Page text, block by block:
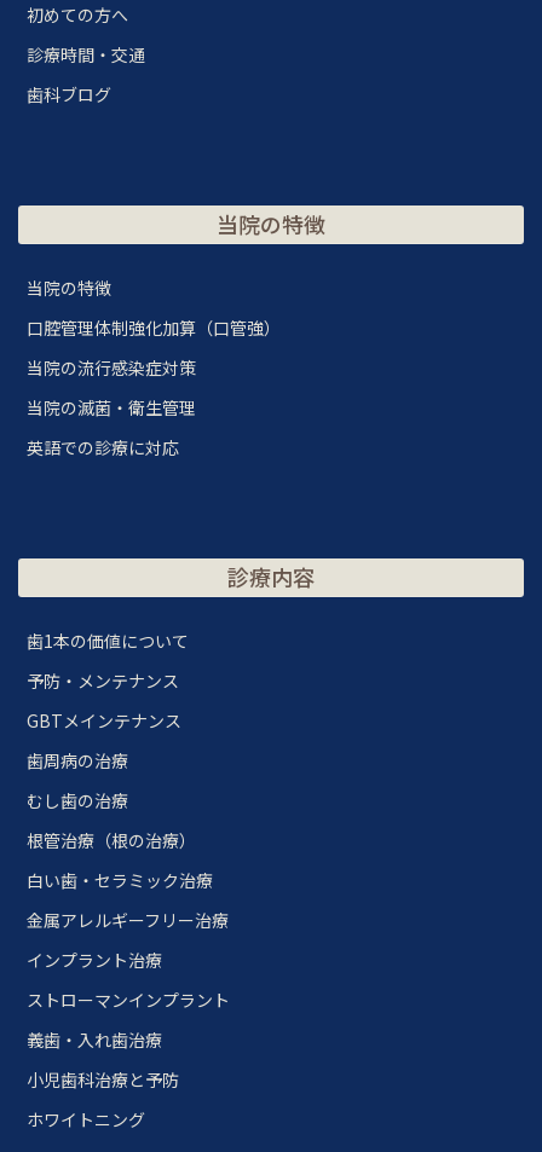
初めての方へ
診療時間・交通
歯科ブログ
当院の特徴
当院の特徴
口腔管理体制強化加算（口管強）
当院の流行感染症対策
当院の滅菌・衛生管理
英語での診療に対応
診療内容
歯1本の価値について
予防・メンテナンス
GBTメインテナンス
歯周病の治療
むし歯の治療
根管治療（根の治療）
白い歯・セラミック治療
金属アレルギーフリー治療
インプラント治療
ストローマンインプラント
義歯・入れ歯治療
小児歯科治療と予防
ホワイトニング